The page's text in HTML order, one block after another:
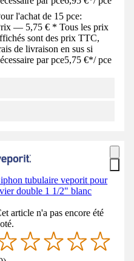
l'achat de 15 pce:
— 5,75 € * Tous les prix
sont des prix TTC,
de livraison en sus si
par pce5,75 €*/ pce
tubulaire veporit pour
double 1 1/2" blanc
article n'a pas encore été